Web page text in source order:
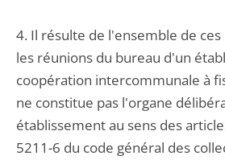
4. Il résulte de l'ensemble de
les réunions du bureau d'un
coopération intercommunale à
ne constitue pas l'organe
établissement au sens des
5211-6 du code général des